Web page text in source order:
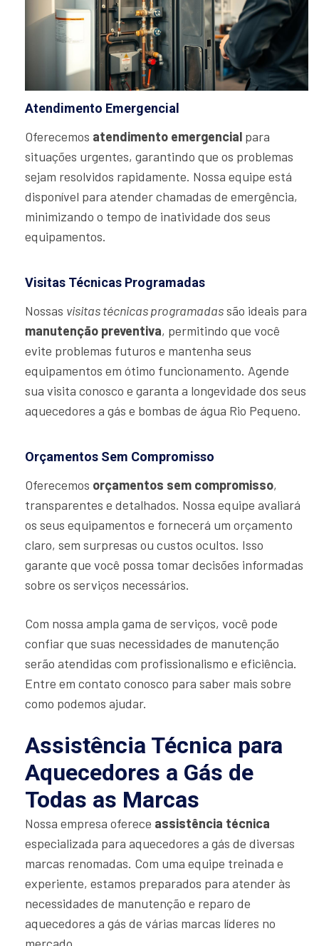
Atendimento Emergencial
Oferecemos atendimento emergencial para
situações urgentes, garantindo que os problemas
sejam resolvidos rapidamente. Nossa equipe está
disponível para atender chamadas de emergência,
minimizando o tempo de inatividade dos seus
equipamentos.
Visitas Técnicas Programadas
Nossas visitas técnicas programadassão ideais para
manutenção preventiva, permitindo que você
evite problemas futuros e mantenha seus
equipamentos em ótimo funcionamento. Agende
sua visita conosco e garanta a longevidade dos seus
aquecedores a gás e bombas de água Rio Pequeno.
Orçamentos Sem Compromisso
Oferecemos orçamentos sem compromisso,
transparentes e detalhados. Nossa equipe avaliará
os seus equipamentos e fornecerá um orçamento
claro, sem surpresas ou custos ocultos. Isso
garante que você possa tomar decisões informadas
sobre os serviços necessários.
Com nossa ampla gama de serviços, você pode
confiar que suas necessidades de manutenção
serão atendidas com profissionalismo e eficiência.
Entre em contato conosco para saber mais sobre
como podemos ajudar.
Assistência Técnica para
Aquecedores a Gás de
Todas as Marcas
Nossa empresa oferece assistência técnica
especializada para aquecedores a gás de diversas
marcas renomadas. Com uma equipe treinada e
experiente, estamos preparados para atender às
necessidades de manutenção e reparo de
aquecedores a gás de várias marcas líderes no